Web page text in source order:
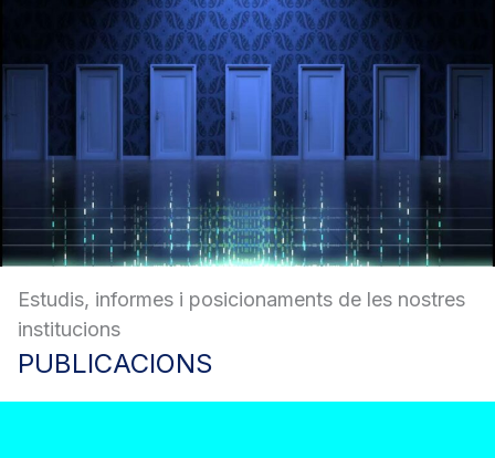
Estudis, informes i posicionaments de les nostres
institucions
PUBLICACIONS